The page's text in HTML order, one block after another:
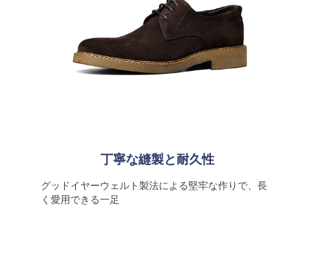
丁寧な縫製と耐久性
グッドイヤーウェルト製法による堅牢な作りで、長
く愛用できる一足